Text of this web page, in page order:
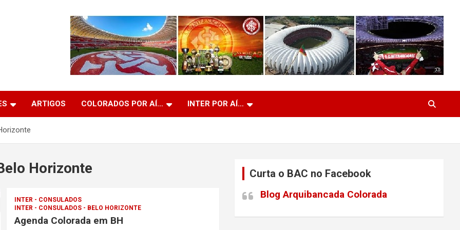
ARTIGOS COLORADOS POR AÍ… INTER POR AÍ…
Horizonte
INTER - CONSULADOS
INTER - CONSULADOS - BELO HORIZONTE
Agenda Colorada em BH
Curta o BAC no Facebook
Blog Arquibancada Colorada